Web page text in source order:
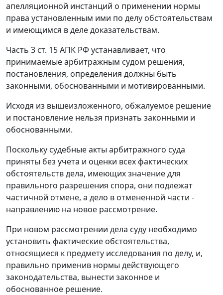
апелляционной инстанций о применении нормы
права установленным ими по делу обстоятельствам
и имеющимся в деле доказательствам.
Часть 3 ст. 15 АПК РФ устанавливает, что
принимаемые арбитражным судом решения,
постановления, определения должны быть
законными, обоснованными и мотивированными.
Исходя из вышеизложенного, обжалуемое решение
и постановление нельзя признать законными и
обоснованными.
Поскольку судебные акты арбитражного суда
приняты без учета и оценки всех фактических
обстоятельств дела, имеющих значение для
правильного разрешения спора, они подлежат
частичной отмене, а дело в отмененной части -
направлению на новое рассмотрение.
При новом рассмотрении дела суду необходимо
установить фактические обстоятельства,
относящиеся к предмету исследования по делу, и,
правильно применив нормы действующего
законодательства, вынести законное и
обоснованное решение.